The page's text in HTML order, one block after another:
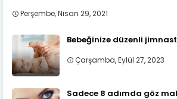
Perşembe, Nisan 29, 2021
Bebeğinize düzenli
Çarşamba, Eylül 27, 2023
Sadece 8 adımda göz